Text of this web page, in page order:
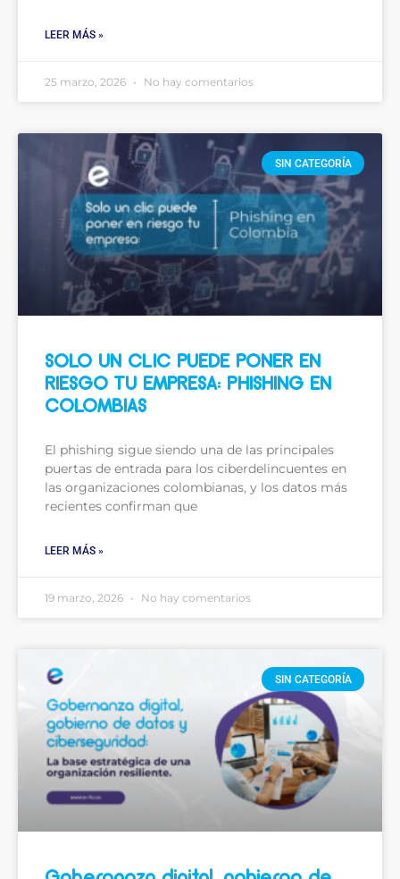
LEER MÁS »
25 marzo, 2026 No hay comentarios
SIN CATEGORÍA
SOLO UN CLIC PUEDE PONER EN
RIESGO TU EMPRESA: PHISHING EN
COLOMBIAS
El phishing sigue siendo una de las principales
puertas de entrada para los ciberdelincuentes en
las organizaciones colombianas, y los datos más
recientes confirman que
LEER MÁS »
19 marzo, 2026 No hay comentarios
SIN CATEGORÍA